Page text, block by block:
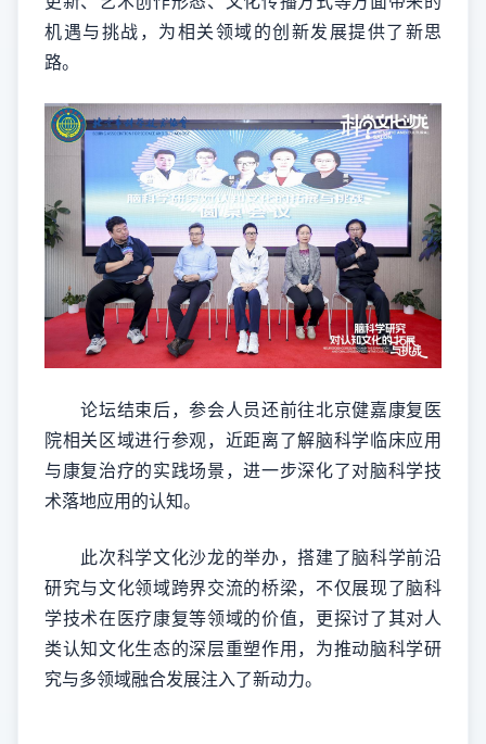
机遇与挑战，为相关领域的创新发展提供了新思
路。
论坛结束后，参会人员还前往北京健嘉康复医
院相关区域进行参观，近距离了解脑科学临床应用
与康复治疗的实践场景，进一步深化了对脑科学技
术落地应用的认知。
此次科学文化沙龙的举办，搭建了脑科学前沿
研究与文化领域跨界交流的桥梁，不仅展现了脑科
学技术在医疗康复等领域的价值，更探讨了其对人
类认知文化生态的深层重塑作用，为推动脑科学研
究与多领域融合发展注入了新动力。